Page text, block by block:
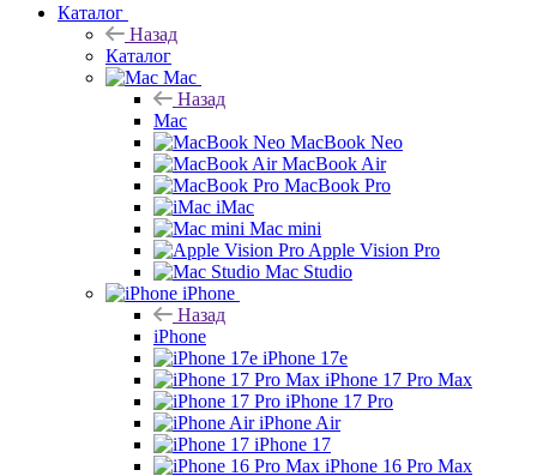
Каталог
Назад
Каталог
Mac
Назад
Mac
MacBook Neo
MacBook Air
MacBook Pro
iMac
Mac mini
Apple Vision Pro
Mac Studio
iPhone
Назад
iPhone
iPhone 17e
iPhone 17 Pro Max
iPhone 17 Pro
iPhone Air
iPhone 17
iPhone 16 Pro Max